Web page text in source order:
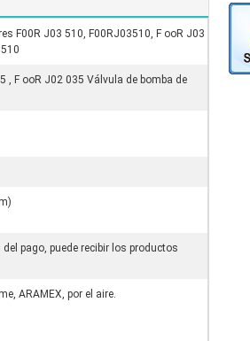
F00R J03 510, F00RJ03510, F ooR J03
, F ooR J02 035 Válvula de bomba de
pago, puede recibir los productos
ARAMEX, por el aire.